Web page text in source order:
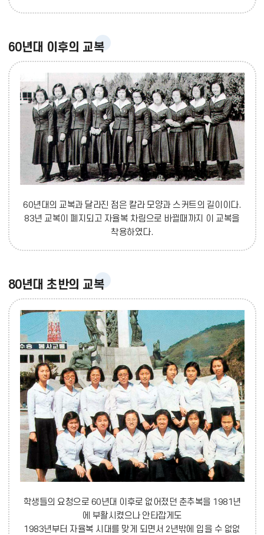
60년대 이후의 교복
60년대의 교복과 달라진 점은 칼라 모양과 스커트의 길이이다.
83년 교복이 폐지되고 자율복 차림으로 바뀔때까지 이 교복을
착용하였다.
80년대 초반의 교복
학생들의 요청으로 60년대 이후로 없어졌던 춘추복을 1981년
에 부활시켰으나 안타깝게도
1983년부터 자율복 시대를 맞게 되면서 2년밖에 입을 수 없없